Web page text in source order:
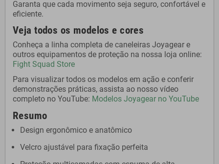
Garanta que cada movimento seja seguro, confortável e
eficiente.
Veja todos os modelos e cores
Conheça a linha completa de caneleiras Joyagear e
outros equipamentos de proteção na nossa loja online:
Fight Squad Store
Para visualizar todos os modelos em ação e conferir
demonstrações práticas, assista ao nosso vídeo
completo no YouTube: Modelos Joyagear no YouTube
Resumo
Design ergonômico e anatômico
Velcro ajustável para fixação perfeita